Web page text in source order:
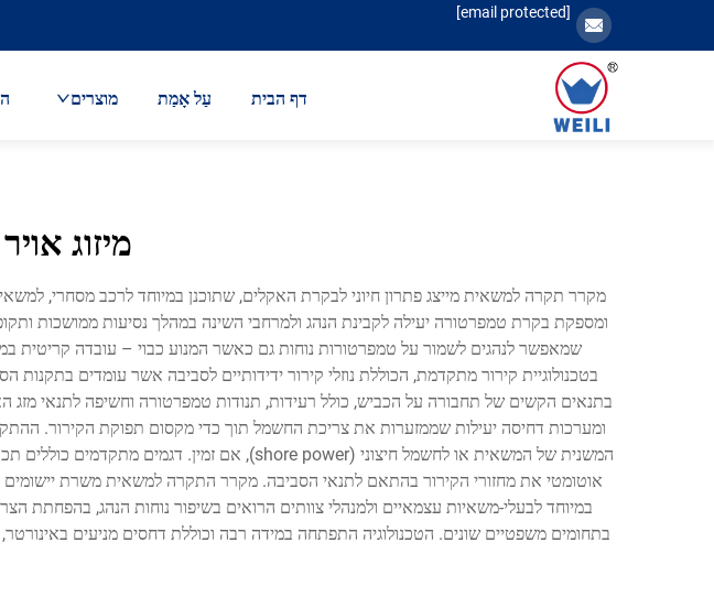
[email protected]
דף הבית עַל אָמַת מוצרים
מיזוג
מקרר תקרה למשאית מייצג פתרון חיוני לבקרת האקלים, שתוכנן במיוחד לרכב מסחרי,
ומספקת בקרת טמפרטורה יעילה לקבינת הנהג ולמרחבי השינה במהלך נסיעות ממושכות
שמאפשר לנהגים לשמור על טמפרטורות נוחות גם כאשר המנוע כבוי – עובדה קריטית
בטכנולוגיית קירור מתקדמת, הכוללת נוזלי קירור ידידותיים לסביבה אשר עומדים בתקנות
בתנאים הקשים של תחבורה על הכביש, כולל רעידות, תנודות טמפרטורה וחשיפה לתנאי
אוטומטי את מחזורי הקירור בהתאם לתנאי הסביבה. מקרר התקרה למשאית משרת יישומים
בתחומים משפטיים שונים. הטכנולוגיה התפתחה במידה רבה וכוללת דחסים מניעים